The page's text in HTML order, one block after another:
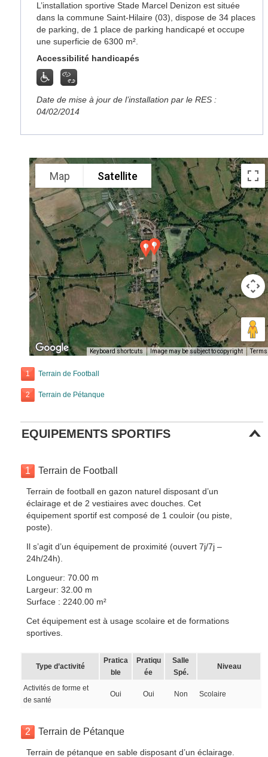
L’installation sportive Stade Marcel Denizon est située
dans la commune Saint-Hilaire (03), dispose de 34 places
de parking, de 1 place de parking handicapé et occupe
une superficie de 6300 m².
Accessibilité handicapés
Date de mise à jour de l’installation par le RES :
04/02/2014
Map Satellite
Keyboard shortcuts Image may be subject to copyright Terms
1 Terrain de Football
2 Terrain de Pétanque
EQUIPEMENTS SPORTIFS
1 Terrain de Football
Terrain de football en gazon naturel disposant d’un
éclairage et de 2 vestiaires avec douches. Cet
équipement sportif est composé de 1 couloir (ou piste,
poste).
Il s’agit d’un équipement de proximité (ouvert 7j/7j –
24h/24h).
Longueur: 70.00 m
Largeur: 32.00 m
Surface : 2240.00 m²
Cet équipement est à usage scolaire et de formations
sportives.
Type d’activité
Pratica
ble
Pratiqu
ée
Salle
Spé.
Niveau
Activités de forme et
de santé
Oui Oui Non Scolaire
2 Terrain de Pétanque
Terrain de pétanque en sable disposant d’un éclairage.